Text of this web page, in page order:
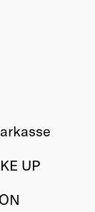
UP